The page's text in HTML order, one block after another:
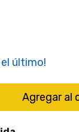
el último!